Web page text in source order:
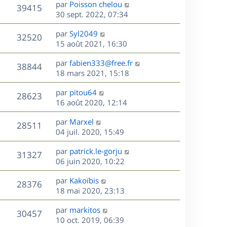
s
n
i
e
r
m
e
s
s
a
g
e
39415V
u
D
e
r
n
i
e
r
m
e
s
s
a
g
e
par Poisson chelou
30 sept. 2022, 07:34
32520V
u
s
D
e
r
n
i
e
r
m
e
s
s
a
g
e
par Syl2049
15 août 2021, 16:30
38844V
u
e
D
e
r
n
i
e
r
m
e
s
s
a
g
e
par fabien333@free.fr
18 mars 2021, 15:18
28623V
u
s
D
e
r
n
i
e
r
m
e
s
s
a
g
e
par pitou64
16 août 2020, 12:14
28511
u
D
e
r
n
i
e
r
m
e
s
s
par Marxel
04 juil. 2020, 15:49
31327V
u
e
s
D
e
r
n
i
e
r
m
par patrick.le-gorju
06 juin 2020, 10:22
28376V
u
D
e
r
n
i
par Kakoïbis
18 mai 2020, 23:13
30457V
D
e
par markitos
10 oct. 2019, 06:39